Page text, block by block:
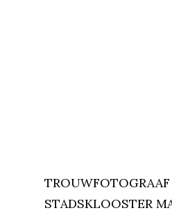
TROUWFOTOGRAAF
STADSKLOOSTER